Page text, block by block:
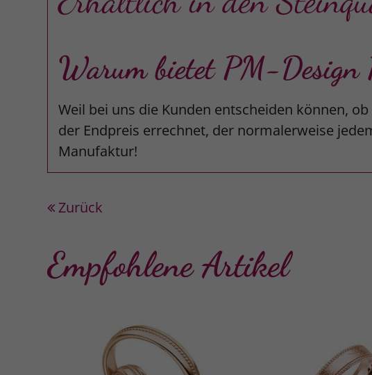
Warum bietet PM-Design
Weil bei uns die Kunden entscheiden können,
der Endpreis errechnet, der normalerweise
Manufaktur!
Zurück
Empfohlene Artikel